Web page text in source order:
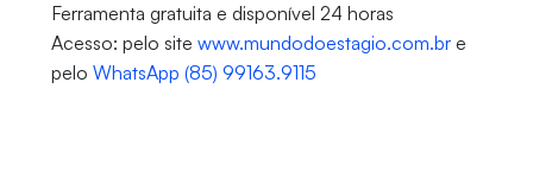
Ferramenta gratuita e disponível 24 horas
Acesso: pelo site www.mundodoestagio.com.bre
pelo WhatsApp (85) 99163.9115